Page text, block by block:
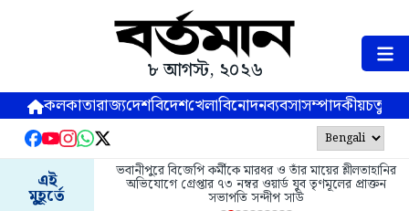
৮ আগস্ট, ২০২৬
কলকাতারাজ্যদেশবিদেশখেলাবিনোদনব্যবসাসম্পাদকীয়
এই
মুহূর্তে
ভবানীপুরে বিজেপি কর্মীকে মারধর ও তাঁর মায়ের শ্লীলতাহানির
অভিযোগে গ্রেপ্তার ৭৩ নম্বর ওয়ার্ড যুব তৃণমূলের প্রাক্তন
সভাপতি সন্দীপ সাউ